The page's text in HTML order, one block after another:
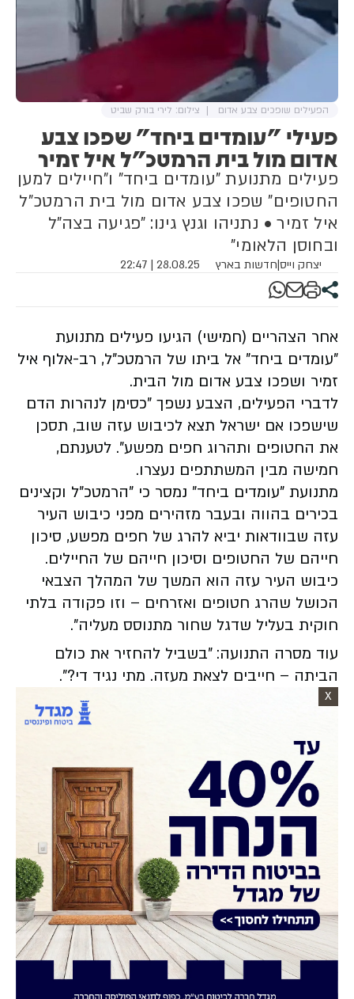
פעילי "עומדים ביחד" שפכו צבע
אדום מול בית הרמטכ"ל איל זמיר
פעילים מתנועת "עומדים ביחד" ו"חיילים למען
החטופים" שפכו צבע אדום מול בית הרמטכ"ל
איל זמיר • נתניהו וגנץ גינו: "פגיעה בצה"ל
ובחוסן הלאומי"
יצחק וייס|חדשות בארץ 28.08.25 | 22:47
הפעילים שופכים צבע אדום צילום: לירי בורק שביט
אחר הצהריים (חמישי) הגיעו פעילים מתנועת
"עומדים ביחד" אל ביתו של הרמטכ"ל, רב-אלוף איל
זמיר ושפכו צבע אדום מול הבית.
לדברי הפעילים, הצבע נשפך "כסימן לנהרות הדם
שישפכו אם ישראל תצא לכיבוש עזה שוב, תסכן
את החטופים ותהרוג חפים מפשע". לטענתם,
חמישה מבין המשתתפים נעצרו.
מתנועת "עומדים ביחד" נמסר כי "הרמטכ"ל וקצינים
בכירים בהווה ובעבר מזהירים מפני כיבוש העיר
עזה שבוודאות יביא להרג של חפים מפשע, סיכון
חייהם של החטופים וסיכון חייהם של החיילים.
כיבוש העיר עזה הוא המשך של המהלך הצבאי
הכושל שהרג חטופים ואזרחים – וזו פקודה בלתי
חוקית בעליל שדגל שחור מתנוסס מעליה".
עוד מסרה התנועה: "בשביל להחזיר את כולם
הביתה – חייבים לצאת מעזה. מתי נגיד די?".
X